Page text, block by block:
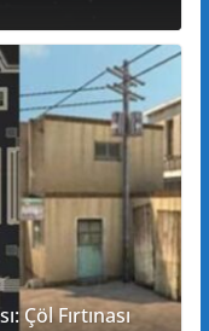
Çöl Fırtınası